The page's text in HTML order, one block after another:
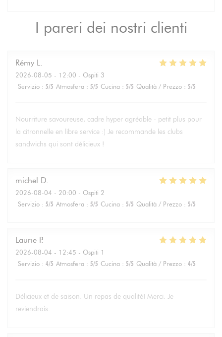
I pareri dei nostri clienti
Rémy L
2026-08-05 - 12:00 - Ospiti 3
Servizio : 5/5 Atmosfera : 5/5 Cucina : 5/5 Qualità / Prezzo : 5/5
Nourriture savoureuse, cadre hyper agréable - petit plus pour
la citronnelle en libre service :) Je recommande les clubs
sandwichs qui sont délicieux !
michel D
2026-08-04 - 20:00 - Ospiti 2
Servizio : 5/5 Atmosfera : 5/5 Cucina : 5/5 Qualità / Prezzo : 5/5
Laurie P
2026-08-04 - 12:45 - Ospiti 1
Servizio : 4/5 Atmosfera : 5/5 Cucina : 5/5 Qualità / Prezzo : 4/5
Délicieux et de saison. Un repas de qualité! Merci. Je
reviendrais.